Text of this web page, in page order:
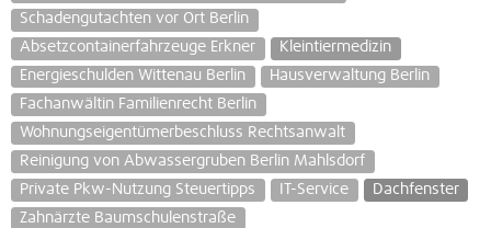
Schadengutachten vor Ort Berlin
Absetzcontainerfahrzeuge Erkner
Kleintiermedizin
Energieschulden Wittenau Berlin
Hausverwaltung Berlin
Fachanwältin Familienrecht Berlin
Wohnungseigentümerbeschluss Rechtsanwalt
Reinigung von Abwassergruben Berlin Mahlsdorf
Private Pkw-Nutzung Steuertipps
IT-Service
Dachfenster
Zahnärzte Baumschulenstraße